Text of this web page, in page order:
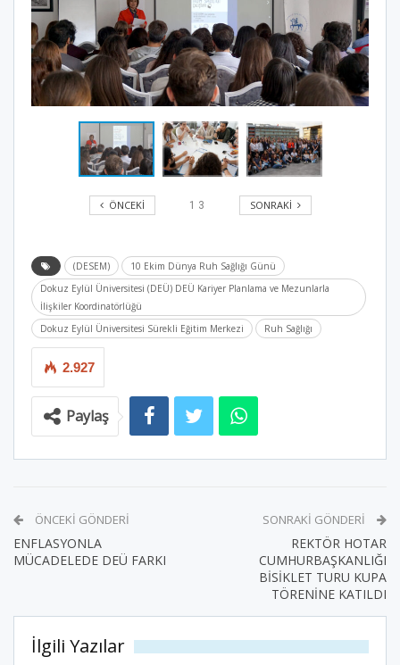
ÖNCEKI 1 3 SONRAKI
(DESEM)
10 Ekim Dünya Ruh Sağlığı Günü
Dokuz Eylül Üniversitesi (DEÜ) DEÜ Kariyer Planlama ve Mezunlarla
İlişkiler Koordinatörlüğü
Dokuz Eylül Üniversitesi Sürekli Eğitim Merkezi
Ruh Sağlığı
2.927
Paylaş
ÖNCEKI GÖNDERI
ENFLASYONLA
MÜCADELEDE DEÜ FARKI
SONRAKI GÖNDERI
REKTÖR HOTAR
CUMHURBAŞKANLIĞI
BİSİKLET TURU KUPA
TÖRENİNE KATILDI
İlgili Yazılar